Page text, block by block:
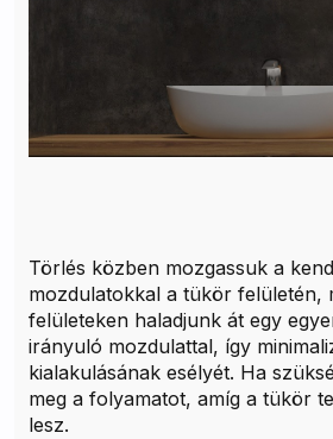
Törlés közben mozgassuk a
mozdulatokkal a tükör felületén,
felületeken haladjunk át egy
irányuló mozdulattal, így
kialakulásának esélyét. Ha
meg a folyamatot, amíg a tükör
lesz.